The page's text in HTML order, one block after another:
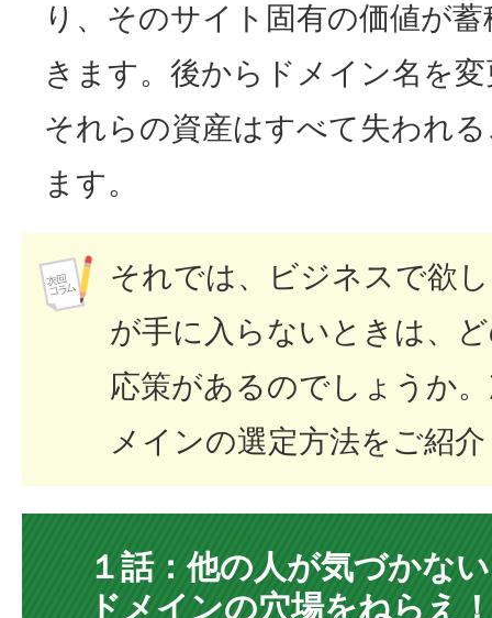
り、そのサイト固有の価値が
きます。後からドメイン名を
それらの資産はすべて失われ
ます。
それでは、ビジネスで欲
が手に入らないときは、
応策があるのでしょうか
メインの選定方法をご紹
１話：他の人が気づかない
ドメインの穴場をねらえ！